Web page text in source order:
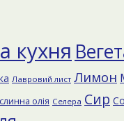
кухня
Лавровий лист Лимон
олія Селера Сир